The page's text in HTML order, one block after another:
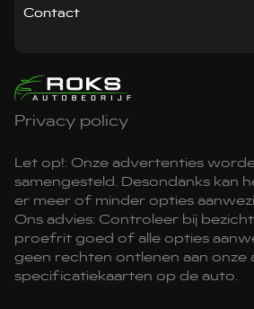
Contact
Privacy policy
Let op!: Onze advertenties
samengesteld. Desondanks kan
er meer of minder opties
Ons advies: Controleer bij
proefrit goed of alle opties
geen rechten ontlenen aan
specificatiekaarten op de auto.